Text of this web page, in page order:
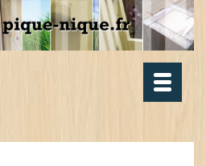
Toggle